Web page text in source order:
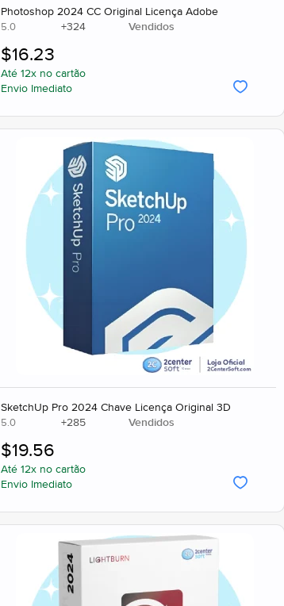
Photoshop 2024 CC Original Licença Adobe
5.0 +324 Vendidos
Até 12x no cartão
Envio Imediato
$16.23
SketchUp Pro 2024 Chave Licença Original 3D
5.0 +285 Vendidos
Até 12x no cartão
Envio Imediato
$19.56